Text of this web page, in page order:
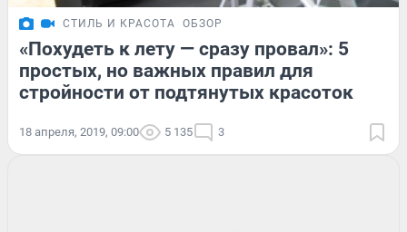
СТИЛЬ И КРАСОТА ОБЗОР
«Похудеть к лету — сразу провал»: 5
простых, но важных правил для
стройности от подтянутых красоток
18 апреля, 2019, 09:00 5 135 3